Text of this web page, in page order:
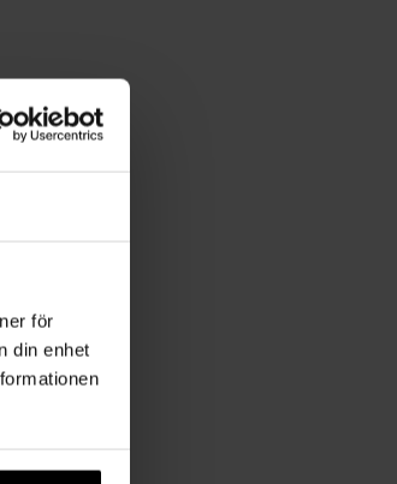
för
din enhet